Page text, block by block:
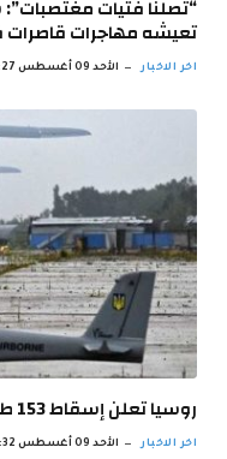
“تصلنا فتيات
تعيشه مهاجرات
اخر الاخبار الأحد 09 أغسطس 10:27 ص
روسيا تعلن إسقاط 153 طائرة مسيرة أوكرانية
اخر الاخبار الأحد 09 أغسطس 9:32 ص